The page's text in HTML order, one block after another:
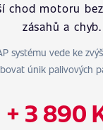
chod motoru
zásahů a chyb.
systému vede ke
únik palivových
+ 3 890